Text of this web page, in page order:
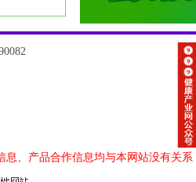
、产品合作信息均与本网站没有关系